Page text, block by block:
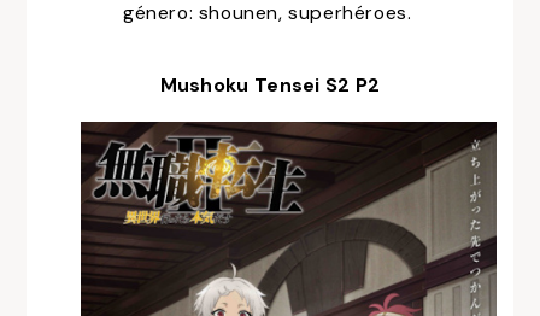
género: shounen, superhéroes.
Mushoku Tensei S2 P2